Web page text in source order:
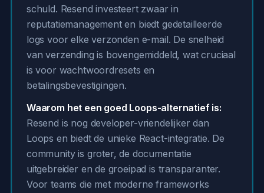
schuld. Resend investeert zwaar in
reputatiemanagement en biedt gedetailleerde
logs voor elke verzonden e-mail. De snelheid
van verzending is bovengemiddeld, wat cruciaal
is voor wachtwoordresets en
betalingsbevestigingen.
Waarom het een goed Loops-alternatief is:
Resend is nog developer-vriendelijker dan
Loops en biedt de unieke React-integratie. De
community is groter, de documentatie
uitgebreider en de groeipad is transparanter.
Voor teams die met moderne frameworks